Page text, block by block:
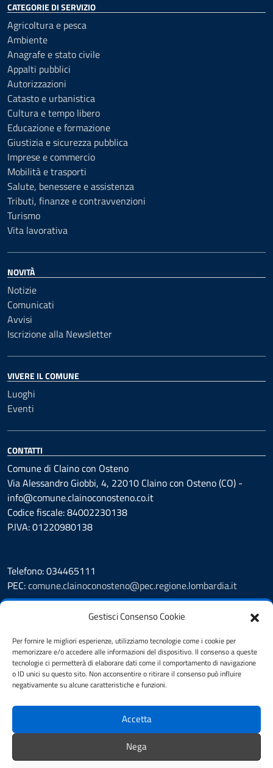
Gestisci Consenso Cookie
Per fornire le migliori esperienze, utilizziamo tecnologie come i cookie per
memorizzare e/o accedere alle informazioni del dispositivo. Il consenso a queste
tecnologie ci permetterà di elaborare dati come il comportamento di navigazione
o ID unici su questo sito. Non acconsentire o ritirare il consenso può influire
negativamente su alcune caratteristiche e funzioni.
Accetta
Nega
CATEGORIE DI SERVIZIO
Agricoltura e pesca
Ambiente
Anagrafe e stato civile
Appalti pubblici
Autorizzazioni
Catasto e urbanistica
Cultura e tempo libero
Educazione e formazione
Giustizia e sicurezza pubblica
Imprese e commercio
Mobilità e trasporti
Salute, benessere e assistenza
Tributi, finanze e contravvenzioni
Turismo
Vita lavorativa
NOVITÀ
Notizie
Comunicati
Avvisi
Iscrizione alla Newsletter
VIVERE IL COMUNE
Luoghi
Eventi
CONTATTI
Comune di Claino con Osteno
Via Alessandro Giobbi, 4, 22010 Claino con Osteno (CO) -
info@comune.clainoconosteno.co.it
Codice fiscale: 84002230138
P.IVA: 01220980138
Telefono: 034465111
PEC:comune.clainoconosteno@pec.regione.lombardia.it
Prenotazione appuntamento
Segnalazione disservizio
Amministrazione Trasparente
Albo Pretorio
Informativa privacy
Note legali
Dichiarazione di accessibilità
Feedback accessibilità